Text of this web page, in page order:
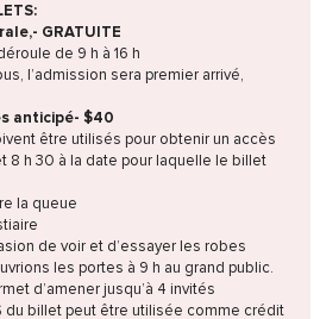
GRATUITE
de 9 h à 16 h
l’admission sera premier arrivé,
anticipé- $40
être utilisés pour obtenir un accès
8 h 30 à la date pour laquelle le billet
la queue
de voir et d’essayer les robes
les portes à 9 h au grand public.
d’amener jusqu’à 4 invités
du billet peut être utilisée comme crédit